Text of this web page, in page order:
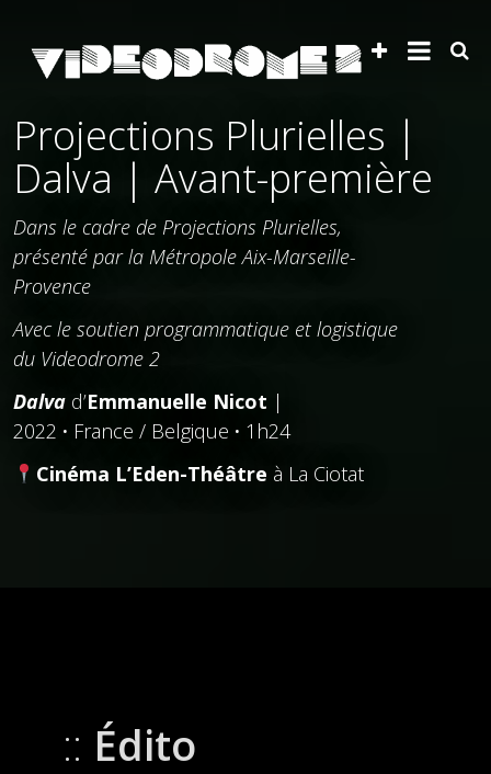
Projections Plurielles |
Dalva | Avant-première
Dans le cadre de Projections Plurielles,
présenté par la Métropole Aix-Marseille-
Provence
Avec le soutien programmatique et logistique
du Videodrome 2
Dalva d’Emmanuelle Nicot |
2022 · France / Belgique · 1h24
Cinéma L’Eden-Théâtre à La Ciotat
Édito